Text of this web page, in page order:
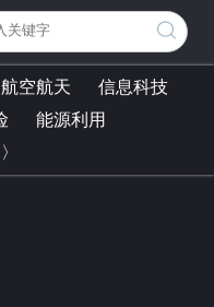
航空航天
信息科技
能源利用
〉